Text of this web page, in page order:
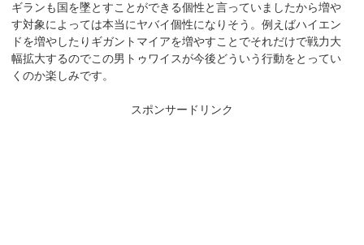
ギランも国を墜とすことができる個性と言っていましたから増や
す対象によっては本当にヤバイ個性になりそう。例えばハイエン
ドを増やしたりギガントマイアを増やすことでそれだけで戦力大
幅拡大するのでこの男トゥワイスが今後どういう行動をとってい
くのか楽しみです。
スポンサードリンク